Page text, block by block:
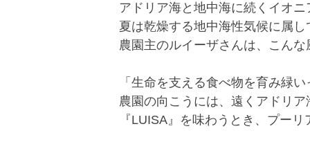
アドリア海と地中海に続くイオ
夏は乾燥する地中海性気候に属
農園主のルイーザさんは、こん
「生命を支える食べ物を育み緑
農園の向こうには、遠くアドリ
『LUISA』を味わうとき、プー